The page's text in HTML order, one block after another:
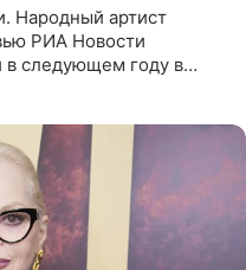
Народный артист
РИА Новости
в следующем году в